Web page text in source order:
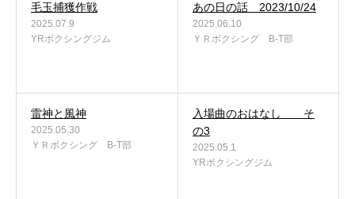
毛玉捕獲作戦
2025.07.9
YRボクシングジム
あの日の話 2023/10/24
2025.06.10
ＹＲボクシング B-T部
雷神と風神
2025.05.30
ＹＲボクシング B-T部
入場曲のおはなし そ
の3
2025.05.1
YRボクシングジム